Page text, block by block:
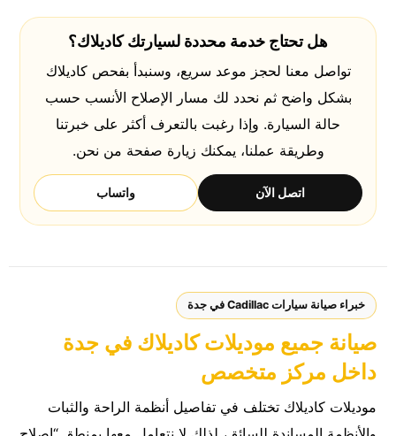
هل تحتاج خدمة محددة لسيارتك كاديلاك؟
تواصل معنا لحجز موعد سريع، وسنبدأ بفحص كاديلاك
بشكل واضح ثم نحدد لك مسار الإصلاح الأنسب حسب
حالة السيارة. وإذا رغبت بالتعرف أكثر على خبرتنا
وطريقة عملنا، يمكنك زيارة صفحة من نحن.
اتصل الآن واتساب
خبراء صيانة سيارات Cadillac في جدة
صيانة جميع موديلات كاديلاك في جدة
داخل مركز متخصص
موديلات كاديلاك تختلف في تفاصيل أنظمة الراحة والثبات